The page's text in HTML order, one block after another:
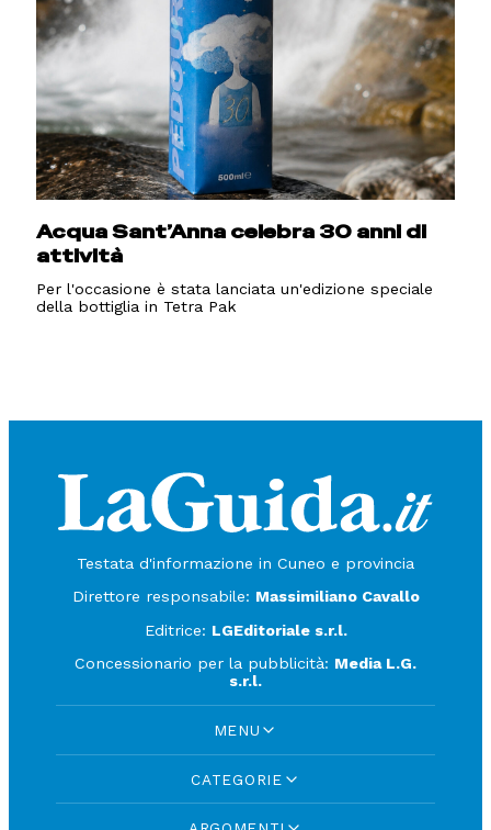
Acqua Sant’Anna celebra 30 anni di
attività
Per l'occasione è stata lanciata un'edizione speciale
della bottiglia in Tetra Pak
Testata d'informazione in Cuneo e provincia
Direttore responsabile: Massimiliano Cavallo
Editrice: LGEditoriale s.r.l.
Concessionario per la pubblicità: Media L.G.
s.r.l.
MENU
CATEGORIE